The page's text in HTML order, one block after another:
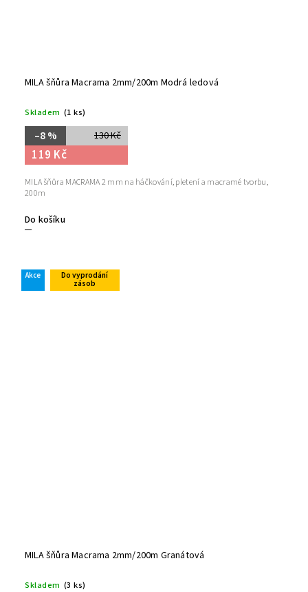
MILA šňůra Macrama 2mm/200m Modrá ledová
Skladem (1 ks)
130 Kč
–8 %
119 Kč
Do košíku
MILA šňůra MACRAMA 2 mm na háčkování, pletení a macramé tvorbu,
200m
Akce
Do vyprodání
zásob
MILA šňůra Macrama 2mm/200m Granátová
Skladem (3 ks)